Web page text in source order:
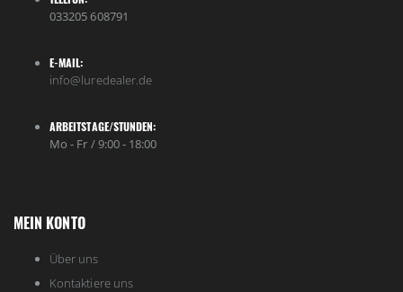
033205 608791
E-MAIL:
info@luredealer.de
ARBEITSTAGE/STUNDEN:
Mo - Fr / 9:00 - 18:00
MEIN KONTO
Über uns
Kontaktiere uns